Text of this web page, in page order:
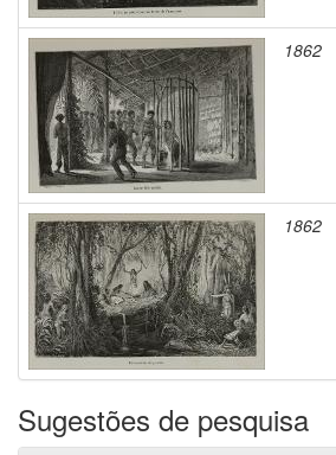
1862
1862
Sugestões de pesquisa